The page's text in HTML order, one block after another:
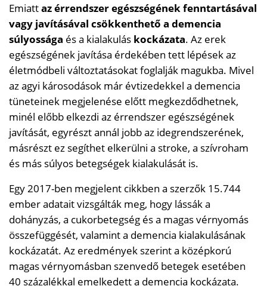
Emiattaz érrendszer egészségének fenntartásával
vagy javításával csökkenthető a demencia
súlyossága és a kialakulás kockázata. Az erek
egészségének javítása érdekében tett lépések az
életmódbeli változtatásokat foglalják magukba. Mivel
az agyi károsodások már évtizedekkel a demencia
tüneteinek megjelenése előtt megkezdődhetnek,
minél előbb elkezdi az érrendszer egészségének
javítását, egyrészt annál jobb az idegrendszerének,
másrészt ez segíthet elkerülni a stroke, a szívroham
és más súlyos betegségek kialakulását is.
Egy 2017-ben megjelent cikkben a szerzők 15.744
ember adatait vizsgálták meg, hogy lássák a
dohányzás, a cukorbetegség és a magas vérnyomás
összefüggését, valamint a demencia kialakulásának
kockázatát. Az eredmények szerint a középkorú
magas vérnyomásban szenvedő betegek esetében
40 százalékkal emelkedett a demencia kockázata.